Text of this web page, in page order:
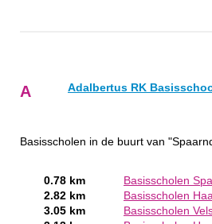
A Adalbertus RK
Basisscholen in de buurt van
0.78 km
Basisscholen
2.82 km
Basisscholen
3.05 km
Basisscholen